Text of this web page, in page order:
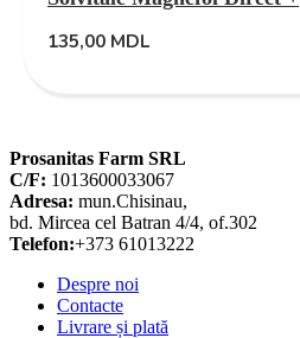
135,00 MDL
Prosanitas Farm SRL
C/F: 1013600033067
Adresa: mun.Chisinau,
bd. Mircea cel Batran 4/4, of.302
Telefon:+373 61013222
Despre noi
Contacte
Livrare și plată